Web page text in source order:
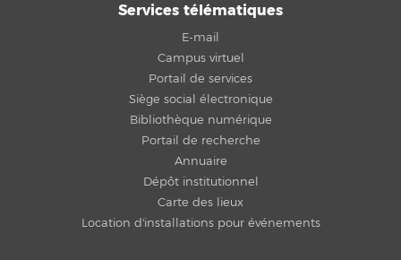
Services télématiques
E-mail
Campus virtuel
Portail de services
Siège social électronique
Bibliothèque numérique
Portail de recherche
Annuaire
Dépôt institutionnel
Carte des lieux
Location d'installations pour événements